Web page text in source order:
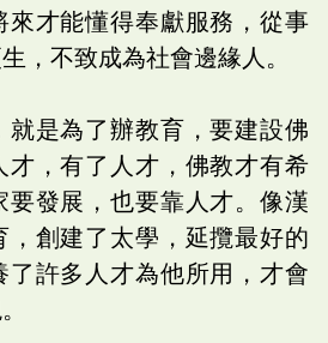
來才能懂得奉獻服務，從事
，不致成為社會邊緣人。
就是為了辦教育，要建設佛
才，有了人才，佛教才有希
要發展，也要靠人才。像漢
，創建了太學，延攬最好的
了許多人才為他所用，才會